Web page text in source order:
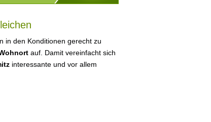
in den Konditionen gerecht zu
auf. Damit vereinfacht sich
interessante und vor allem